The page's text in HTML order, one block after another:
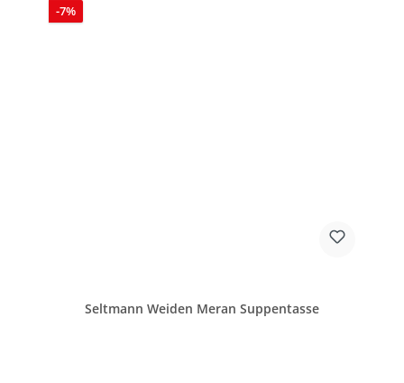
-7%Rabatt
Seltmann Weiden Meran Suppentasse